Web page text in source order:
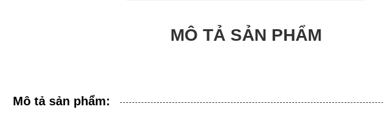
MÔ TẢ SẢN PHẨM
Mô tả sản phẩm: